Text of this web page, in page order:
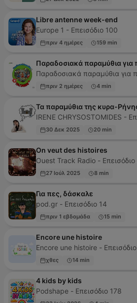
Libre antenne week-end
Europe 1 - Επεισόδιο 100
πριν 4 ημέρες 159 min
Παραδοσιακά παραμύθια για
πριν 2 ημέρες 4 min
Τα παραμύθια της κυρα-
IRENE CHRYSOSTOMIDES -
30 Δεκ 2025 20 min
On veut des histoires
Ouest Track Radio - Επεισόδιο
27 Ιούλ 2025 8 min
Για πες, δάσκαλε
pod.gr - Επεισόδιο 14
πριν 1 εβδομάδα 15 min
Encore une histoire
Encore une histoire -
χθες 14 min
4 kids by kids
Podshape - Επεισόδιο 178